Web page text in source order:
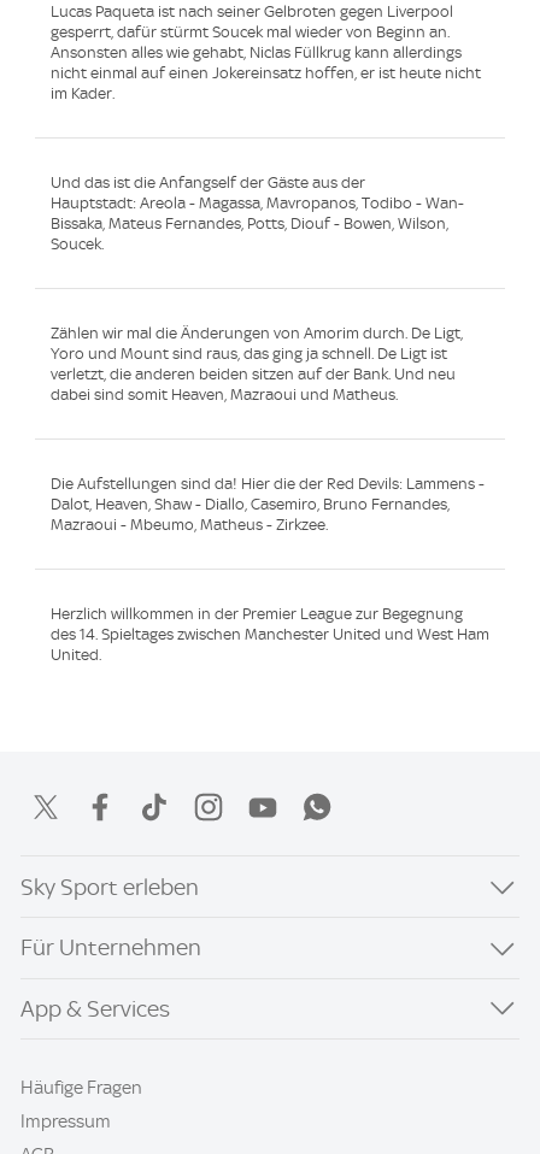
Lucas Paqueta ist nach seiner Gelbroten gegen Liverpool
gesperrt, dafür stürmt Soucek mal wieder von Beginn an.
Ansonsten alles wie gehabt, Niclas Füllkrug kann allerdings
nicht einmal auf einen Jokereinsatz hoffen, er ist heute nicht
im Kader.
Und das ist die Anfangself der Gäste aus der
Hauptstadt: Areola - Magassa, Mavropanos, Todibo - Wan-
Bissaka, Mateus Fernandes, Potts, Diouf - Bowen, Wilson,
Soucek.
Zählen wir mal die Änderungen von Amorim durch. De Ligt,
Yoro und Mount sind raus, das ging ja schnell. De Ligt ist
verletzt, die anderen beiden sitzen auf der Bank. Und neu
dabei sind somit Heaven, Mazraoui und Matheus.
Die Aufstellungen sind da! Hier die der Red Devils: Lammens -
Dalot, Heaven, Shaw - Diallo, Casemiro, Bruno Fernandes,
Mazraoui - Mbeumo, Matheus - Zirkzee.
Herzlich willkommen in der Premier League zur Begegnung
des 14. Spieltages zwischen Manchester United und West Ham
United.
Sky Sport erleben
Für Unternehmen
App & Services
Häufige Fragen
Impressum